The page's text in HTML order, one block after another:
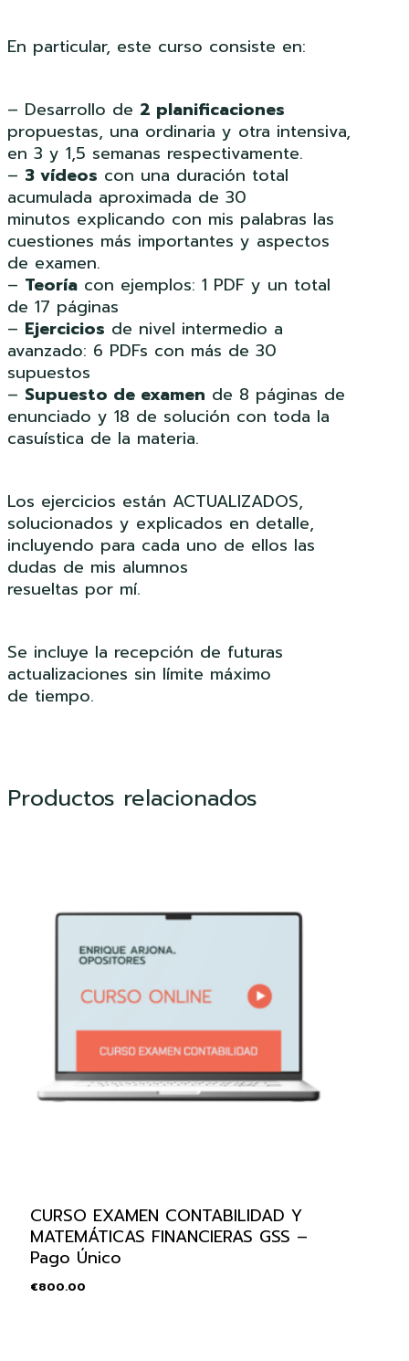
En particular, este curso consiste en:
– Desarrollo de 2 planificaciones
propuestas, una ordinaria y otra intensiva,
en 3 y 1,5 semanas respectivamente.
– 3 vídeos con una duración total
acumulada aproximada de 30
minutos explicando con mis palabras las
cuestiones más importantes y aspectos
de examen.
– Teoría con ejemplos: 1 PDF y un total
de 17 páginas
– Ejercicios de nivel intermedio a
avanzado: 6 PDFs con más de 30
supuestos
– Supuesto de examen de 8 páginas de
enunciado y 18 de solución con toda la
casuística de la materia.
Los ejercicios están ACTUALIZADOS,
solucionados y explicados en detalle,
incluyendo para cada uno de ellos las
dudas de mis alumnos
resueltas por mí.
Se incluye la recepción de futuras
actualizaciones sin límite máximo
de tiempo.
Productos relacionados
CURSO EXAMEN CONTABILIDAD Y
MATEMÁTICAS FINANCIERAS GSS –
Pago Único
€800.00